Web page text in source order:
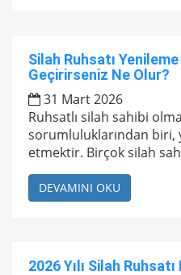
Silah Ruhsatı
Geçirirseniz Ne Olur?
31 Mart 2026
Ruhsatlı silah sahibi
sorumluluklarından biri,
etmektir. Birçok silah
DEVAMINI OKU
2026 Yılı Silah